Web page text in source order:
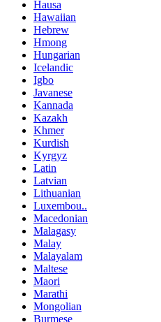
Hausa
Hawaiian
Hebrew
Hmong
Hungarian
Icelandic
Igbo
Javanese
Kannada
Kazakh
Khmer
Kurdish
Kyrgyz
Latin
Latvian
Lithuanian
Luxembou..
Macedonian
Malagasy
Malay
Malayalam
Maltese
Maori
Marathi
Mongolian
Burmese